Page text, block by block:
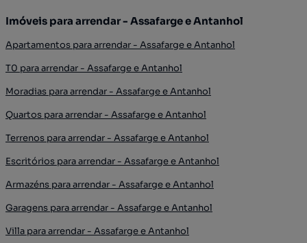
Imóveis para arrendar - Assafarge e Antanhol
Apartamentos para arrendar - Assafarge e Antanhol
T0 para arrendar - Assafarge e Antanhol
Moradias para arrendar - Assafarge e Antanhol
Quartos para arrendar - Assafarge e Antanhol
Terrenos para arrendar - Assafarge e Antanhol
Escritórios para arrendar - Assafarge e Antanhol
Armazéns para arrendar - Assafarge e Antanhol
Garagens para arrendar - Assafarge e Antanhol
Villa para arrendar - Assafarge e Antanhol